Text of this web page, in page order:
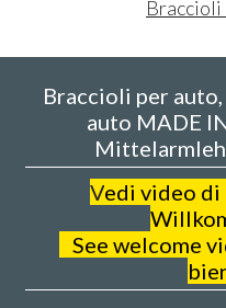
Braccioli per
auto MADE
Vedi video di
See welcome